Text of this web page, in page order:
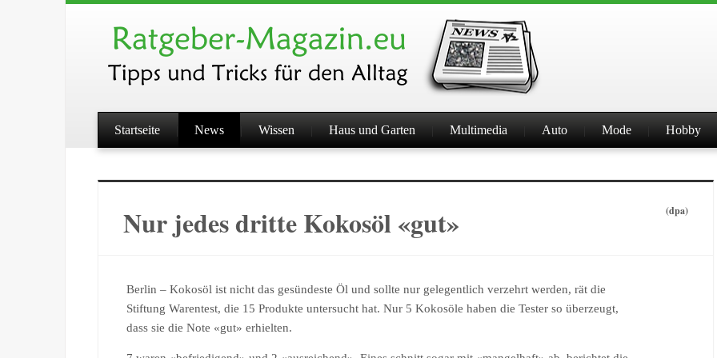
Startseite News Wissen Haus und Garten Multimedia Auto Mode Hobby
Nur jedes dritte Kokosöl «gut» (dpa)
Berlin – Kokosöl ist nicht das gesündeste Öl und sollte nur gelegentlich verzehrt werden, rät die
Stiftung Warentest, die 15 Produkte untersucht hat. Nur 5 Kokosöle haben die Tester so überzeugt,
dass sie die Note «gut» erhielten.